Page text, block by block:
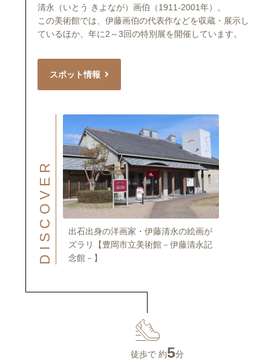
清永（いとう きよなが）画伯（1911-2001年）。
この美術館では、伊藤画伯の代表作などを収蔵・展示し
ているほか、年に2～3回の特別展を開催しています。
スポット情報
DISCOVER
出石出身の洋画家・伊藤清永の絵画が
ズラリ【豊岡市立美術館－伊藤清永記
念館－】
徒歩で 約5分